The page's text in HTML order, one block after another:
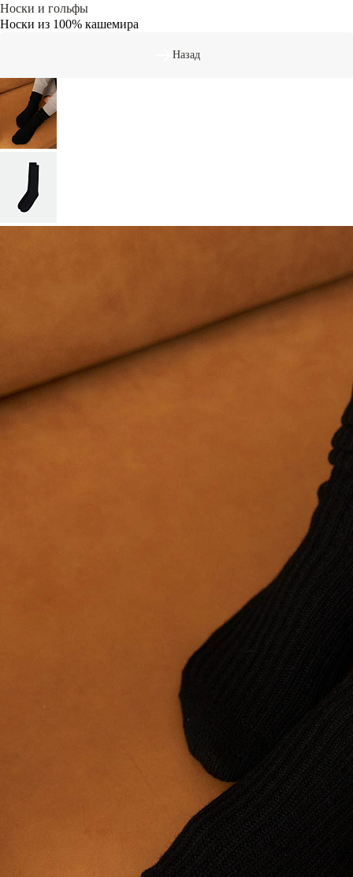
Носки и гольфы
Носки из 100% кашемира
Назад